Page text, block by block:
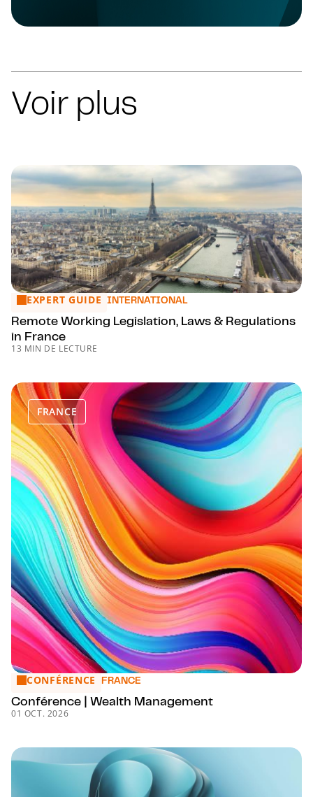
Voir plus
Remote Working Legislation, Laws & Regulations in France
EXPERT GUIDE INTERNATIONAL
Remote Working Legislation, Laws & Regulations
in France
13 MIN DE LECTURE
FRANCE
Conférence | Wealth Management
CONFÉRENCE FRANCE
Conférence | Wealth Management
01 OCT. 2026